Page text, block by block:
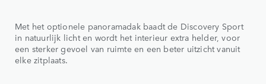
Met het optionele panoramadak baadt de Discovery Sport
in natuurlijk licht en wordt het interieur extra helder, voor
een sterker gevoel van ruimte en een beter uitzicht vanuit
elke zitplaats.